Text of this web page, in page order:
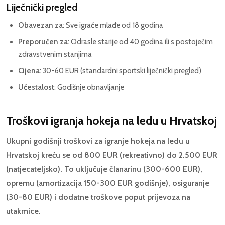
Liječnički pregled
Obavezan za: Sve igrače mlađe od 18 godina
Preporučen za: Odrasle starije od 40 godina ili s postojećim
zdravstvenim stanjima
Cijena: 30-60 EUR (standardni sportski liječnički pregled)
Učestalost: Godišnje obnavljanje
Troškovi igranja hokeja na ledu u Hrvatskoj
Ukupni godišnji troškovi za igranje hokeja na ledu u
Hrvatskoj kreću se od 800 EUR (rekreativno) do 2.500 EUR
(natjecateljsko). To uključuje članarinu (300-600 EUR),
opremu (amortizacija 150-300 EUR godišnje), osiguranje
(30-80 EUR) i dodatne troškove poput prijevoza na
utakmice.